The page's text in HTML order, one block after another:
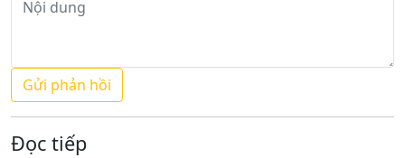
Đọc tiếp